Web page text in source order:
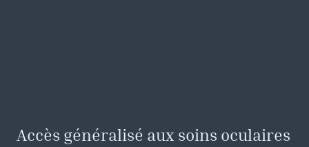
Accès généralisé aux soins oculaires